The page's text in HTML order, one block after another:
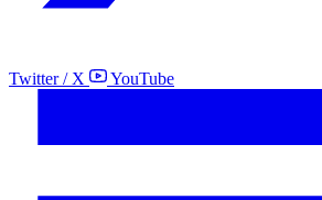
Twitter / X YouTube